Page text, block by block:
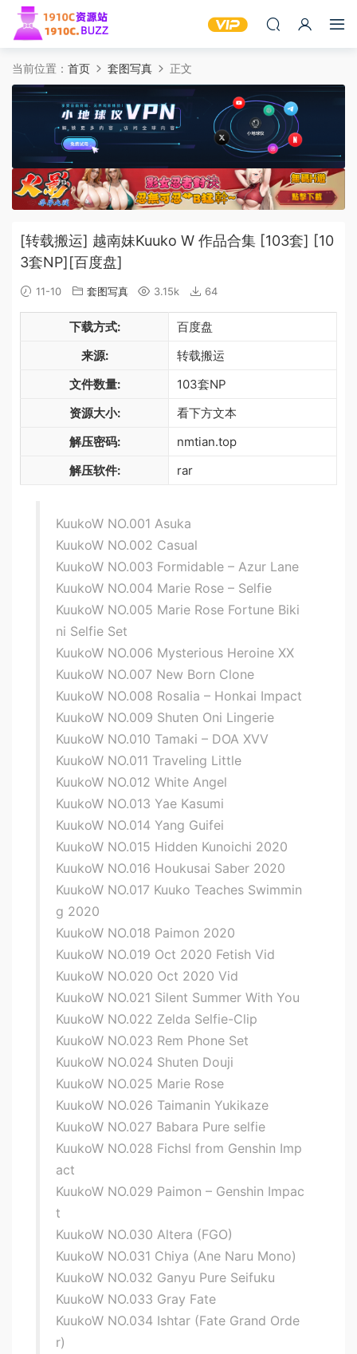
当前位置： 首页 套图写真 正文
[转载搬运] 越南妹Kuuko W 作品合集 [103套] [10
3套NP][百度盘]
11-10 套图写真 3.15k 64
下载方式:
百度盘
来源:
转载搬运
文件数量:
103套NP
资源大小:
看下方文本
解压密码:
nmtian.top
解压软件:
rar
KuukoW NO.001 Asuka
KuukoW NO.002 Casual
KuukoW NO.003 Formidable – Azur Lane
KuukoW NO.004 Marie Rose – Selfie
KuukoW NO.005 Marie Rose Fortune Biki
ni Selfie Set
KuukoW NO.006 Mysterious Heroine XX
KuukoW NO.007 New Born Clone
KuukoW NO.008 Rosalia – Honkai Impact
KuukoW NO.009 Shuten Oni Lingerie
KuukoW NO.010 Tamaki – DOA XVV
KuukoW NO.011 Traveling Little
KuukoW NO.012 White Angel
KuukoW NO.013 Yae Kasumi
KuukoW NO.014 Yang Guifei
KuukoW NO.015 Hidden Kunoichi 2020
KuukoW NO.016 Houkusai Saber 2020
KuukoW NO.017 Kuuko Teaches Swimmin
g 2020
KuukoW NO.018 Paimon 2020
KuukoW NO.019 Oct 2020 Fetish Vid
KuukoW NO.020 Oct 2020 Vid
KuukoW NO.021 Silent Summer With You
KuukoW NO.022 Zelda Selfie-Clip
KuukoW NO.023 Rem Phone Set
KuukoW NO.024 Shuten Douji
KuukoW NO.025 Marie Rose
KuukoW NO.026 Taimanin Yukikaze
KuukoW NO.027 Babara Pure selfie
KuukoW NO.028 Fichsl from Genshin Imp
act
KuukoW NO.029 Paimon – Genshin Impac
t
KuukoW NO.030 Altera (FGO)
KuukoW NO.031 Chiya (Ane Naru Mono)
KuukoW NO.032 Ganyu Pure Seifuku
KuukoW NO.033 Gray Fate
KuukoW NO.034 Ishtar (Fate Grand Orde
r)